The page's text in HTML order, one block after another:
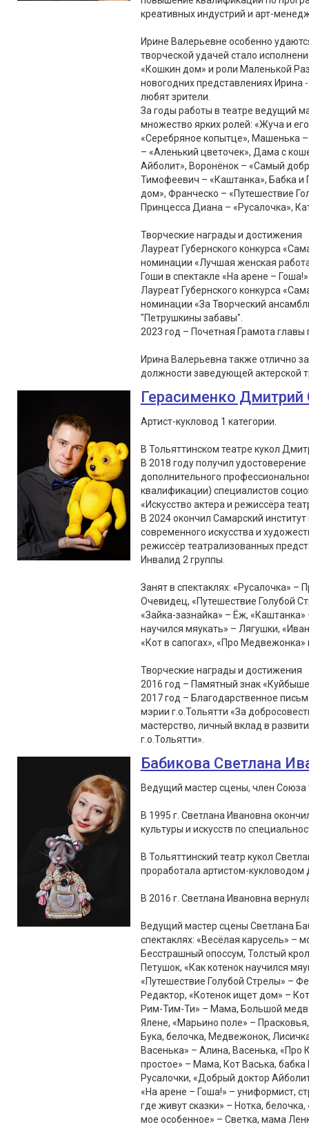
креативных индустрий и арт-
Ирине Валерьевне особенно
творческой удачей стало
«Кошкин дом» и роли Маленькой
новогодних представлениях Ирина
любят зрители.
За годы работы в театре ведущий
множество ярких ролей: «Жуча и
«Серебряное копытце», Машенька
– «Аленький цветочек», Дама с
Айболит», Воронёнок – «Самый
Тимофеевич – «Каштанка», Бабка и
дом», Франческо – «Путешествие
Принцесса Диана – «Русалочка»,
Творческие награды и достижения
Лауреат Губернского конкурса
номинации «Лучшая женская
Гоши в спектакле «На арене – Гоша!»
Лауреат Губернского конкурса
номинации «За Творческий
"Петрушкины забавы".
2023 год – Почетная Грамота главы
Ирина Валерьевна также отлично
должности заведующей актерской
Герасименко Дмитрий
Артист-кукловод 1 категории.
В Тольяттинском театре кукол
В 2018 году получил
дополнительного
квалификации) специалистов
«Искусство актера и режиссёра
В 2024 окончил Самарский
современного искусства и
режиссёр театрализованных
Инвалид 2 группы.
Занят в спектаклях: «Русалочка»
Очевидец, «Путешествие Голубой
«Зайка-зазнайка» – Ёж,
научился мяукать» – Лягушки,
«Кот в сапогах», «Про Медвежонка»
Творческие награды и достижения
2016 год – Памятный знак
2017 год – Благодарственное
мэрии г.о.Тольятти «За
мастерство, личный вклад в
г.о.Тольятти».
Бабикова Светлана
Ведущий мастер сцены, член Союза
В 1995 г. Светлана Ивановна
культуры и искусств по
В Тольяттинский театр кукол
проработала артистом-кукловодом
В 2016 г. Светлана Ивановна
Ведущий мастер сцены Светлана
спектаклях: «Весёлая карусель» –
Бесстрашный опоссум, Толстый
Петушок, «Как котенок научился
«Путешествие Голубой Стрелы» –
Редактор, «Котенок ищет дом» –
Рим-Тим-Ти» – Мама, Большой
Ялене, «Марьино поле» –
Бука, белочка, Медвежонок,
Васенька» – Алина, Васенька, «Про
простое» – Мама, Кот Васька,
Русалочки, «Добрый доктор
«На арене – Гоша!» – униформист,
где живут сказки» – Нотка,
мое особенное» – Светка, мама